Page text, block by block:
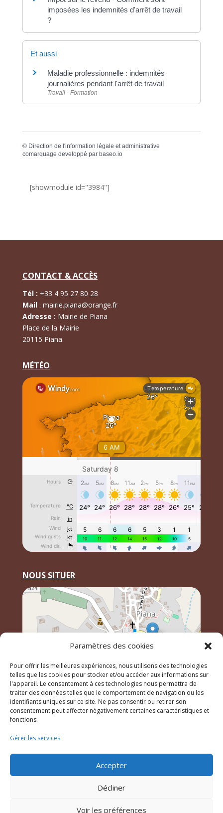
Paramètres des cookies
Pour offrir les meilleures expériences, nous utilisons des technologies
telles que les cookies pour stocker et/ou accéder aux informations sur
l'appareil. Le consentement à ces technologies nous permettra de
traiter des données telles que le comportement de navigation ou les
identifiants uniques sur ce site. Ne pas consentir ou retirer son
consentement peut affecter négativement certaines caractéristiques et
fonctions.
Gérer les services
Accepter
Décliner
Voir les préférences
imposées les indemnités d'arrêt de travail
?
Et aussi
Maladie professionnelle : indemnités
journalières pendant l'arrêt de travail
Travail - Formation
© Direction de l'information légale et administrative
comarquage developpé par baseo.io
[showmodule id="3984"]
CONTACT & ACCÈS
Tél : +33 4 95 27 80 28
Mail: mairie.piana@orange.fr
Adresse : Mairie de Piana
Place de la Mairie
20115 Piana
MÉTÉO
NOUS SITUER
Leaflet, \r\n©OpenStreetMapcontributeurs